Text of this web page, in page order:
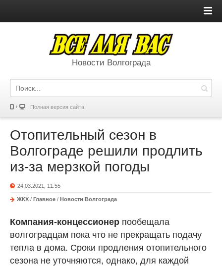
Новости Волгограда
Полная версия сайта
Отопительный сезон в
Волгограде решили продлить
из-за мерзкой погоды
24.03.2021, 11:55
ЖКХ / Главное / Новости Волгограда
Компания-концессионер пообещала
волгоградцам пока что не прекращать подачу
тепла в дома. Сроки продления отопительного
сезона не уточняются, однако, для каждой